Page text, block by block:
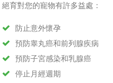
絕育對您的寵物有許多益處：
防止意外懷孕
預防睾丸癌和前列腺疾病
預防子宮感染和乳腺癌
停止月經週期